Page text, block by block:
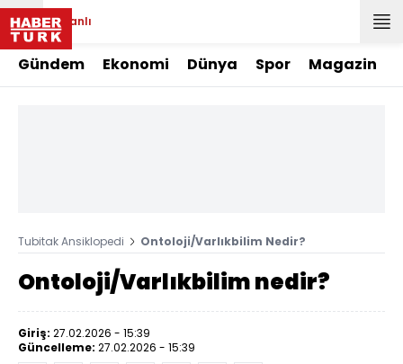
Canlı
Gündem Ekonomi Dünya Spor Magazin
Tubitak Ansiklopedi Ontoloji/Varlıkbilim Nedir?
Ontoloji/Varlıkbilim nedir?
Giriş: 27.02.2026 - 15:39
Güncelleme: 27.02.2026 - 15:39